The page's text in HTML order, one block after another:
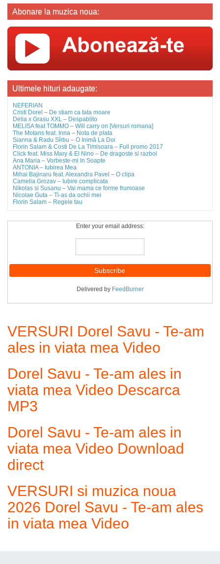
Abonare la muzica noua:
Ultimele hituri adaugate:
NEFERIAN
Cristi Dorel – De stiam ca tata moare
Delia x Grasu XXL – Despablito
MELISA feat TOMMO – Will carry on [Versuri romana]
The Motans feat. Inna – Nota de plata
Sianna & Radu Sîrbu – O Inimă La Doi
Florin Salam & Costi De La Timisoara – Full promo 2017
Click feat. Miss Mary & El Nino – De dragoste si razboi
Ana Maria – Vorbeste-mi In Soapte
ANTONIA – Iubirea Mea
Mihai Bajinaru feat. Alexandra Pavel – O clipa
Camelia Grozav – Iubire complicata
Nikolas si Susanu – Vai mama ce forme frumoase
Nicolae Guta – Ti-as da ochii mei
Florin Salam – Regele tau
Enter your email address:
Delivered by FeedBurner
VERSURI Dorel Savu - Te-am
ales in viata mea Video
Dorel Savu - Te-am ales in
viata mea Video Descarca
MP3
Dorel Savu - Te-am ales in
viata mea Video Download
direct
VERSURI si muzica noua
2026 Dorel Savu - Te-am ales
in viata mea Video